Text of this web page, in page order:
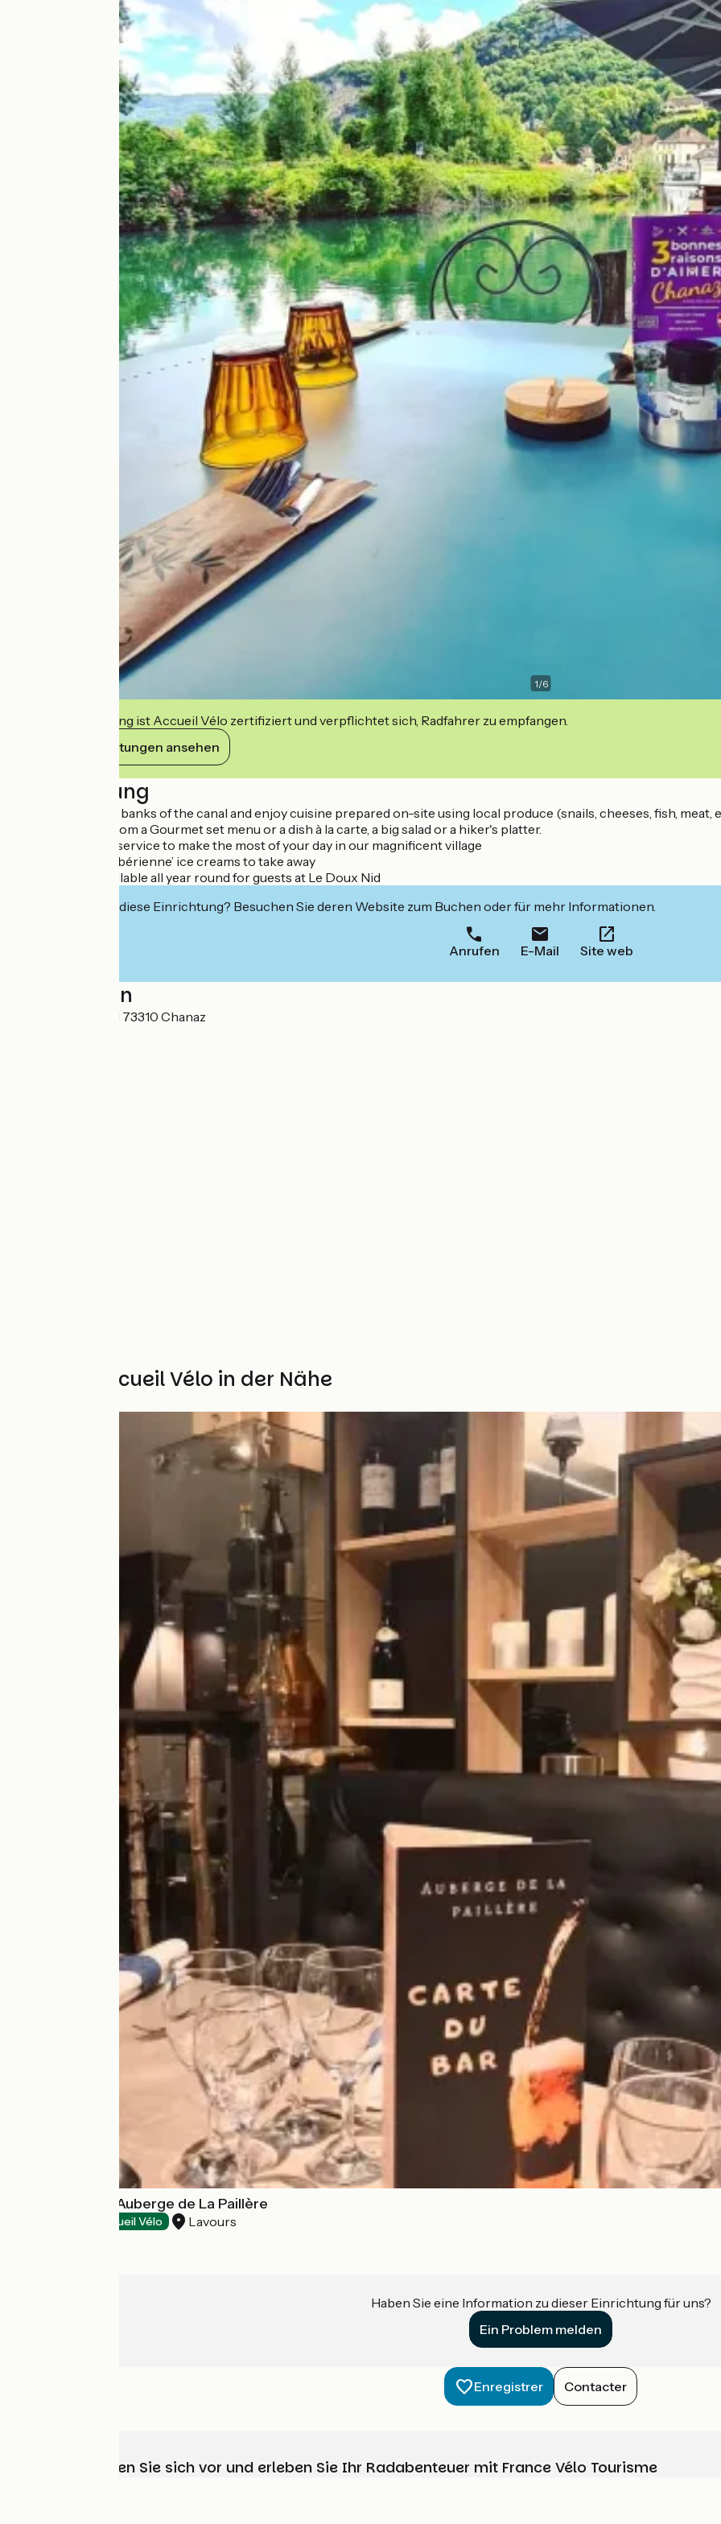
1/6
Diese Einrichtung ist Accueil Vélo zertifiziert und verpflichtet sich, Radfahrer zu empfangen.
Ihre Verpflichtungen ansehen
Beschreibung
Take a seat on the banks of the canal and enjoy cuisine prepared on-site using local produce (snails, cheeses, fish, meat,
You can choose from a Gourmet set menu or a dish à la carte, a big salad or a hiker's platter.
Dynamic and fast service to make the most of your day in our magnificent village
Terrace, bar, ‘La Sibérienne’ ice creams to take away
Room service available all year round for guests at Le Doux Nid
Interessiert Sie diese Einrichtung? Besuchen Sie deren Website zum Buchen oder für mehr Informationen.
Anrufen E-Mail Site web
Localisation
501 route du canal 73310 Chanaz
Weitere Accueil Vélo in der Nähe
Restaurant de l'Auberge de La Paillère
Accueil Vélo Lavours
Haben Sie eine Information zu dieser Einrichtung für uns?
Ein Problem melden
Enregistrer Contacter
Wählen, bereiten Sie sich vor und erleben Sie Ihr Radabenteuer mit France Vélo Tourisme